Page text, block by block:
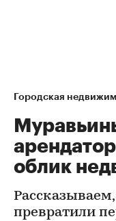
Городская
облик
превратили